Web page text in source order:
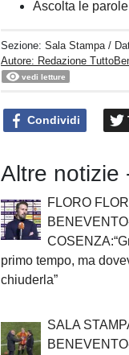
Ascolta le
Sezione:Sala Stampa /
Autore: Redazione
vedi letture
Condividi
Altre notizie
FLORO
primo tempo, ma
chiuderla”
SALA